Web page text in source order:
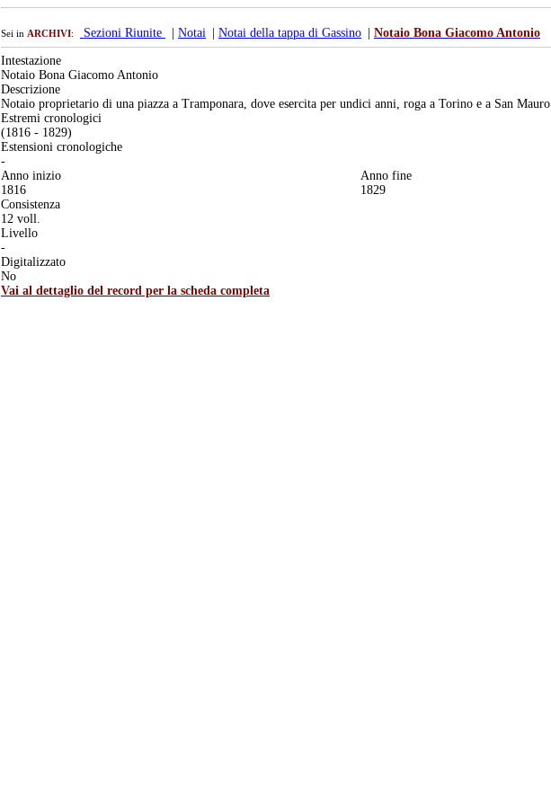
Sei in ARCHIVI: Sezioni Riunite Notai Notai della tappa di Gassino Notaio Bona Giacomo Antonio
Intestazione
Notaio Bona Giacomo Antonio
Descrizione
Notaio proprietario di una piazza a Tramponara, dove esercita per undici anni, roga a Torino e a San Mauro
Estremi cronologici
(1816 - 1829)
Estensioni cronologiche
-
Anno inizio
1816
Anno fine
1829
Consistenza
12 voll.
Livello
-
Digitalizzato
No
Vai al dettaglio del record per la scheda completa